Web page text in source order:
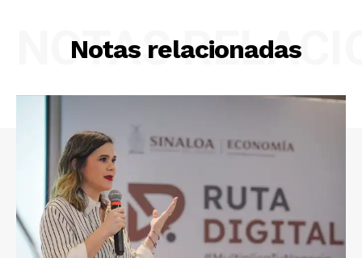
Notas relacionadas
NOTAS